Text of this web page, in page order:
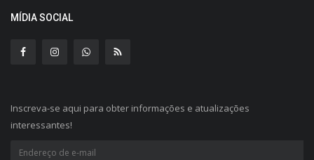
MÍDIA SOCIAL
Inscreva-se aqui para obter informações e atualizações
interessantes!